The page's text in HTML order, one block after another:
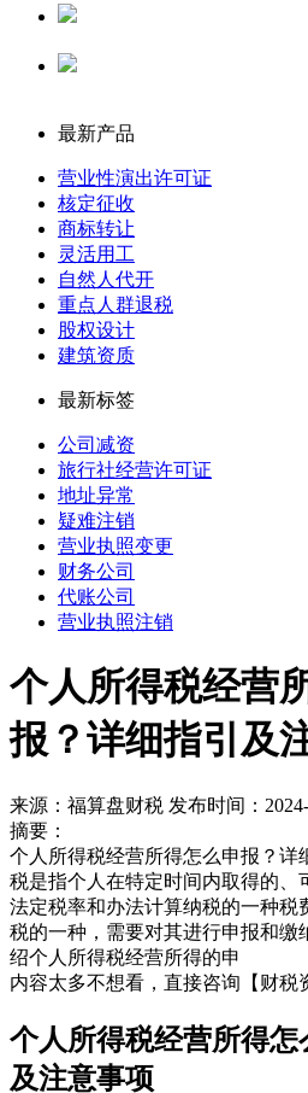
最新产品
营业性演出许可证
核定征收
商标转让
灵活用工
自然人代开
重点人群退税
股权设计
建筑资质
最新标签
公司减资
旅行社经营许可证
地址异常
疑难注销
营业执照变更
财务公司
代账公司
营业执照注销
个人所得税经营
报？详细指引及
来源：福算盘财税 发布时间：
摘要：
个人所得税经营所得怎么申报？详
税是指个人在特定时间内取得的、
法定税率和办法计算纳税的一种税
税的一种，需要对其进行申报和缴
绍个人所得税经营所得的申
内容太多不想看，直接咨询 【财税
个人所得税经营所得怎
及注意事项